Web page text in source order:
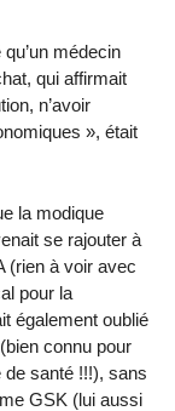
médecin
qui affirmait
n’avoir
», était
la modique
se rajouter à
(rien à voir avec
pour la
également oublié
connu pour
santé !!!), sans
GSK (lui aussi